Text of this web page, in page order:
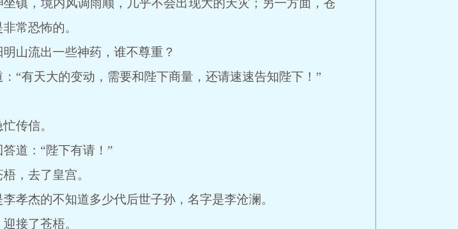
镇，境内风调雨顺，几乎不会出现大的天灾；另一方面，苍
常恐怖的。
山流出一些神药，谁不尊重？
“有天大的变动，需要和陛下商量，还请速速告知陛下！”
传信。
道：“陛下有请！”
，去了皇宫。
孝杰的不知道多少代后世子孙，名字是李沧澜。
接了苍梧。